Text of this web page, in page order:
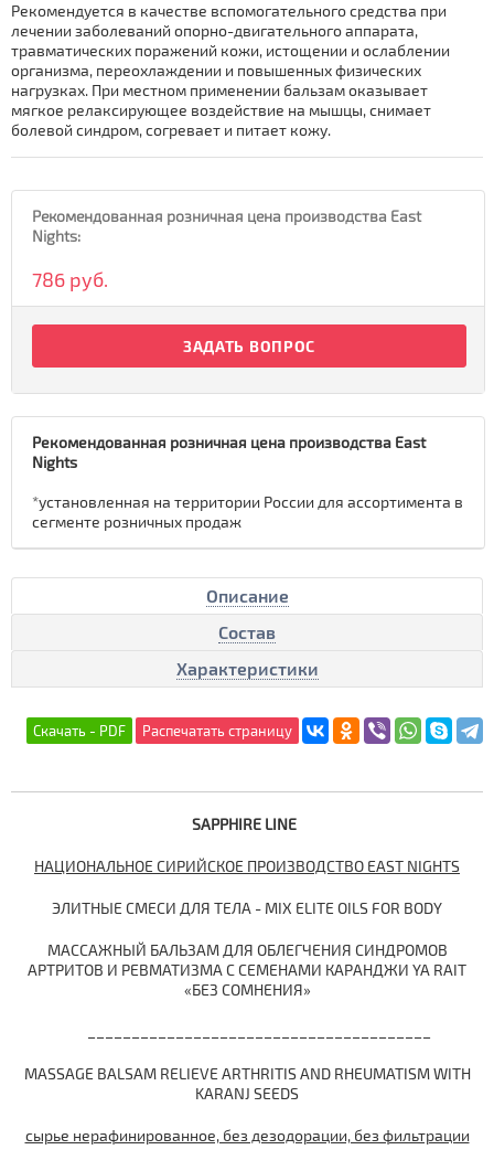
Рекомендуется в качестве вспомогательного средства при
лечении заболеваний опорно-двигательного аппарата,
травматических поражений кожи, истощении и ослаблении
организма, переохлаждении и повышенных физических
нагрузках. При местном применении бальзам оказывает
мягкое релаксирующее воздействие на мышцы, снимает
болевой синдром, согревает и питает кожу.
Рекомендованная розничная цена производства East
Nights:
786 руб.
ЗАДАТЬ ВОПРОС
Рекомендованная розничная цена производства East
Nights
*установленная на территории России для ассортимента в
сегменте розничных продаж
Описание
Состав
Характеристики
SAPPHIRE LINE
НАЦИОНАЛЬНОЕ СИРИЙСКОЕ ПРОИЗВОДСТВО EAST NIGHTS
ЭЛИТНЫЕ СМЕСИ ДЛЯ ТЕЛА - MIX ELITE OILS FOR BODY
МАССАЖНЫЙ БАЛЬЗАМ ДЛЯ ОБЛЕГЧЕНИЯ СИНДРОМОВ
АРТРИТОВ И РЕВМАТИЗМА С СЕМЕНАМИ КАРАНДЖИ YA RAIT
«БЕЗ СОМНЕНИЯ»
MASSAGE BALSAM RELIEVE ARTHRITIS AND RHEUMATISM WITH
KARANJ SEEDS
сырье нерафинированное, без дезодорации, без фильтрации